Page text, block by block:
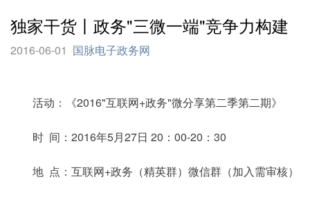
独家干货丨政务"三微一端"竞争力构建
2016-06-01 国脉电子政务网
活动：《2016"互联网+政务"微分享第二季第二期》
时 间：2016年5月27日 20：00-20：30
地 点：互联网+政务（精英群）微信群（加入需审核）